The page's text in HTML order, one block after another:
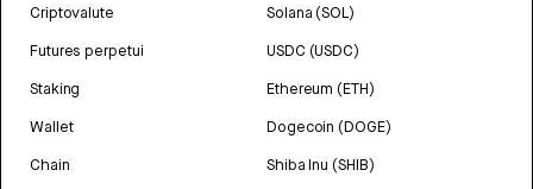
Criptovalute
Futures perpetui
Staking
Wallet
Chain
Solana (SOL)
USDC (USDC)
Ethereum (ETH)
Dogecoin (DOGE)
Shiba Inu (SHIB)